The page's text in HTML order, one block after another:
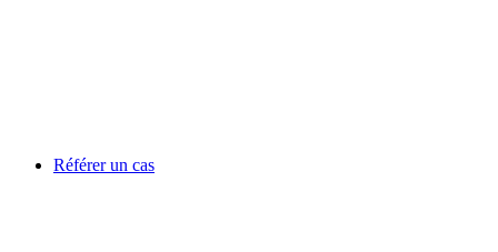
Référer un cas